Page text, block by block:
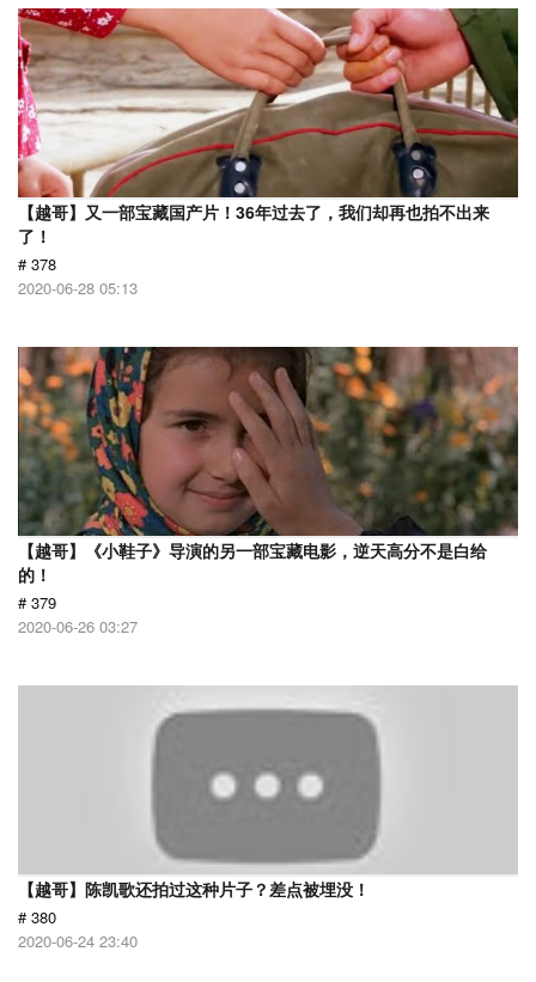
【越哥】又一部宝藏国产片！36年过去了，我们却再也拍不出来
了！
# 378
2020-06-28 05:13
【越哥】《小鞋子》导演的另一部宝藏电影，逆天高分不是白给
的！
# 379
2020-06-26 03:27
【越哥】陈凯歌还拍过这种片子？差点被埋没！
# 380
2020-06-24 23:40